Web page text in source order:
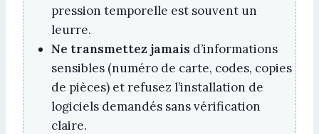
pression temporelle est souvent un
leurre.
Ne transmettez jamais d’informations
sensibles (numéro de carte, codes, copies
de pièces) et refusez l’installation de
logiciels demandés sans vérification
claire.